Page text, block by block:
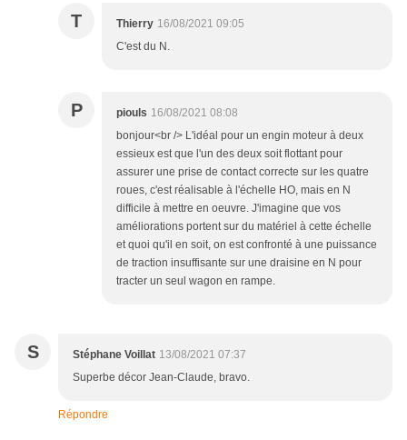
T Thierry 16/08/2021 09:05
C'est du N.
P piouls 16/08/2021 08:08
bonjour<br /> L'idéal pour un engin moteur à deux
essieux est que l'un des deux soit flottant pour
assurer une prise de contact correcte sur les quatre
roues, c'est réalisable à l'échelle HO, mais en N
difficile à mettre en oeuvre. J'imagine que vos
améliorations portent sur du matériel à cette échelle
et quoi qu'il en soit, on est confronté à une puissance
de traction insuffisante sur une draisine en N pour
tracter un seul wagon en rampe.
S Stéphane Voillat 13/08/2021 07:37
Superbe décor Jean-Claude, bravo.
Répondre